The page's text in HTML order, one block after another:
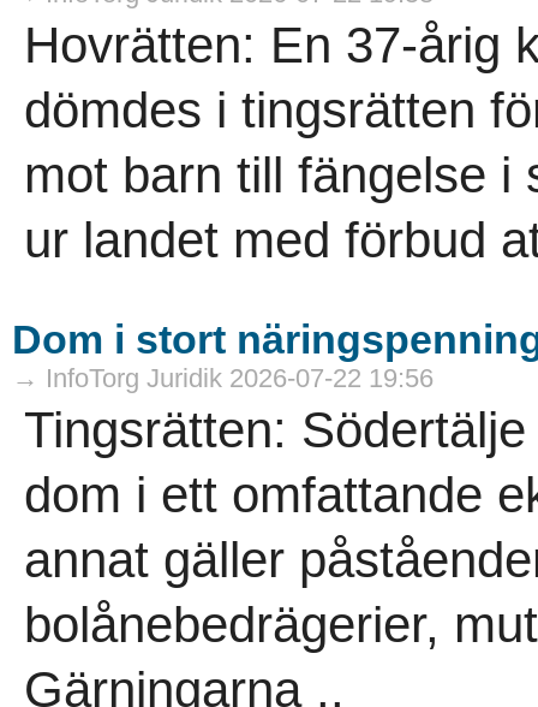
Hovrätten: En 37-årig
dömdes i tingsrätten
mot barn till fängelse i
ur landet med förbud
Dom i stort
→ InfoTorg Juridik 2026-07-22 19:56
Tingsrätten:
dom i ett omfattande
annat gäller
bolånebedrägerier,
Gärningarna ..